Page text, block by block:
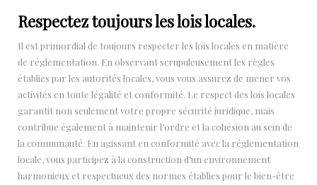
Respectez toujours les lois locales.
Il est primordial de toujours respecter les lois locales en matière
de réglementation. En observant scrupuleusement les règles
établies par les autorités locales, vous vous assurez de mener vos
activités en toute légalité et conformité. Le respect des lois locales
garantit non seulement votre propre sécurité juridique, mais
contribue également à maintenir l’ordre et la cohésion au sein de
la communauté. En agissant en conformité avec la réglementation
locale, vous participez à la construction d’un environnement
harmonieux et respectueux des normes établies pour le bien-être